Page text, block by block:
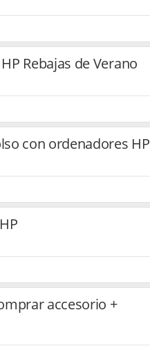
Rebajas de Verano
con ordenadores HP
accesorio +